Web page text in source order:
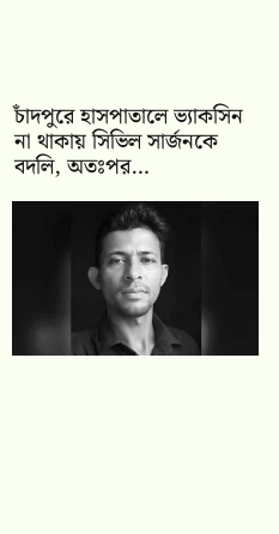
চাঁদপুরে হাসপাতালে ভ্যাকসিন
না থাকায় সিভিল সার্জনকে
বদলি, অতঃপর…